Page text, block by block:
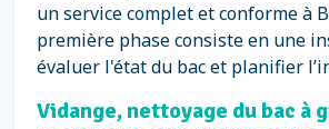
un service complet et conforme à
première phase consiste en une
évaluer l'état du bac et planifier
Vidange, nettoyage du bac à